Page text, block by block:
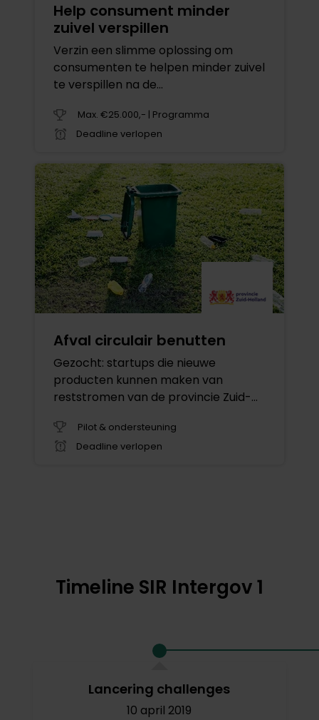
Help consument minder
zuivel verspillen
Verzin een slimme oplossing om
consumenten te helpen minder zuivel
te verspillen na de
Max. €25.000,- | Programma
Deadline verlopen
Afval circulair benutten
Gezocht: startups die nieuwe
producten kunnen maken van
reststromen van de provincie Zuid-
Pilot & ondersteuning
Deadline verlopen
Timeline SIR Intergov 1
Lancering challenges
10 april 2019